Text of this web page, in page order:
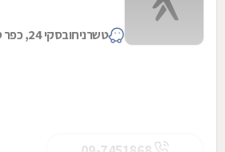
טשרניחובסקי 24, כפר סבא